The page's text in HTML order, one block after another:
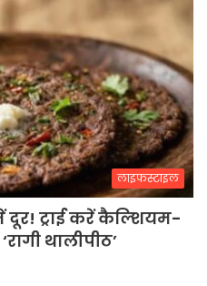
लाइफस्टाइल
दूर! ट्राई करें कैल्शियम-
थालीपीठ’